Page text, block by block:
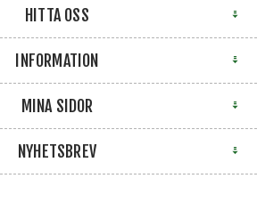
HITTA OSS
INFORMATION
MINA SIDOR
NYHETSBREV